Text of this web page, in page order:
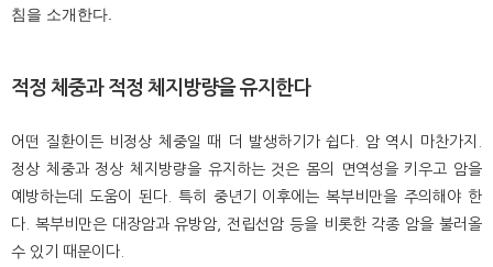
침을 소개한다.
적정 체중과 적정 체지방량을 유지한다
어떤 질환이든 비정상 체중일 때 더 발생하기가 쉽다. 암 역시 마찬가지.
정상 체중과 정상 체지방량을 유지하는 것은 몸의 면역성을 키우고 암을
예방하는데 도움이 된다. 특히 중년기 이후에는 복부비만을 주의해야 한
다. 복부비만은 대장암과 유방암, 전립선암 등을 비롯한 각종 암을 불러올
수 있기 때문이다.